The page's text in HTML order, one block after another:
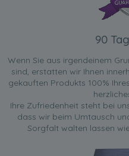
90
Wenn Sie aus irgendeinem
sind, erstatten wir Ihnen
gekauften Produkts 100%
Ihre Zufriedenheit steht bei
dass wir beim Umtausch
Sorgfalt walten lassen